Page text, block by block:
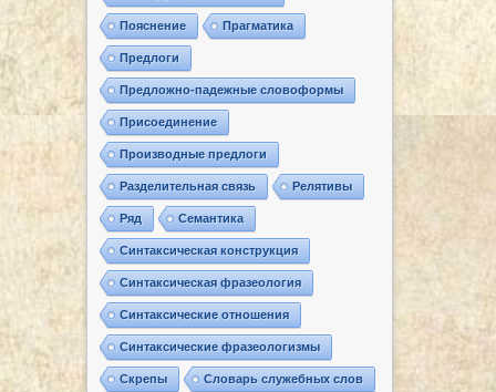
Пояснение Прагматика
Предлоги
Предложно-падежные словоформы
Присоединение
Производные предлоги
Разделительная связь Релятивы
Ряд Семантика
Синтаксическая конструкция
Синтаксическая фразеология
Синтаксические отношения
Синтаксические фразеологизмы
Скрепы Словарь служебных слов